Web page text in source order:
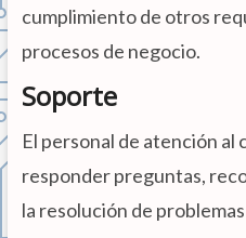
cumplimiento de otros
procesos de negocio.
Soporte
El personal de atención al
responder preguntas,
la resolución de